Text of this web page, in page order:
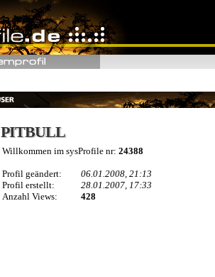
PITBULL
PITBULL
Willkommen im sysProfile nr: 24388
Profil geändert:
06.01.2008, 21:13
Profil erstellt:
28.01.2007, 17:33
Anzahl Views:
428